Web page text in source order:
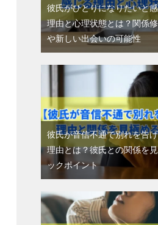
彼氏がひとりになりたいと
理由と心理状態とは？関係
や新しい出会いの可能性
彼氏が音信不通で別れを告
理由とは？彼氏との関係を
ックポイント